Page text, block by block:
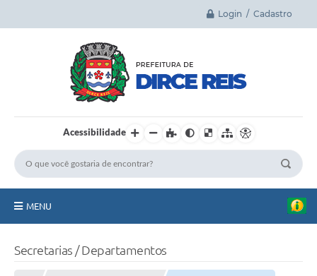
Login / Cadastro
Acessibilidade
MENU
Secretarias / Departamentos